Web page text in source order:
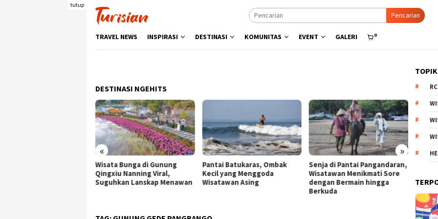
tutup
Pencarian
TRAVEL NEWS INSPIRASI DESTINASI KOMUNITAS EVENT GALERI 0
DESTINASI NGEHITS
« »
Pantai Batukaras, Ombak
Kecil yang Menggoda
Wisatawan Asing
Senja di Pantai Pangandaran,
Wisatawan Menikmati Sore
dengan Bermain hingga
Menyisir Asa di Pantai Bulbul
Danau Toba, Potensi Wisata
Pasir Putih